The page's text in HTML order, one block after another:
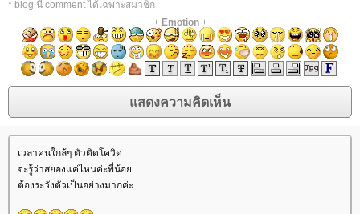
* blog นี้ comment ได้เฉพาะสมาชิก
+ Emotion+
เวลาคนใกล้ๆ ตัวติดโควิด
จะรู้ว่าสยองแค่ไหนค่ะพี่น้อ
ต้องระวังตัวเป็นอย่างมากค่ะ